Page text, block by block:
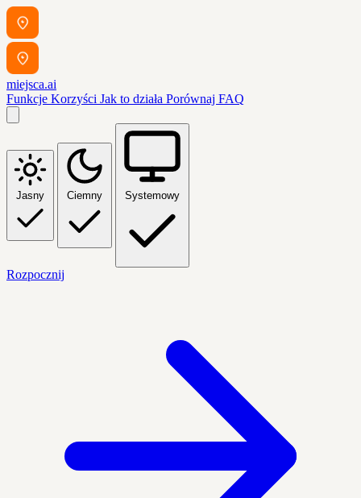
miejsca.ai
Funkcje Korzyści Jak to działa Porównaj FAQ
Jasny Ciemny Systemowy
Rozpocznij